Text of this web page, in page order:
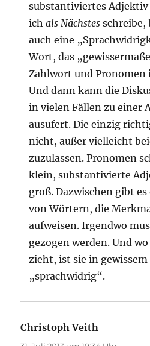
substantiviertes
ichals Nächstes schreibe,
auch eine
Wort, das
Zahlwort und Pronomen
Und dann kann die
in vielen Fällen zu einer
ausufert. Die einzig
nicht, außer vielleicht
zuzulassen. Pronomen
klein, substantivierte
groß. Dazwischen gibt es
von Wörtern, die
aufweisen. Irgendwo
gezogen werden. Und
zieht, ist sie in gewissem
„sprachwidrig“.
Christoph Veith